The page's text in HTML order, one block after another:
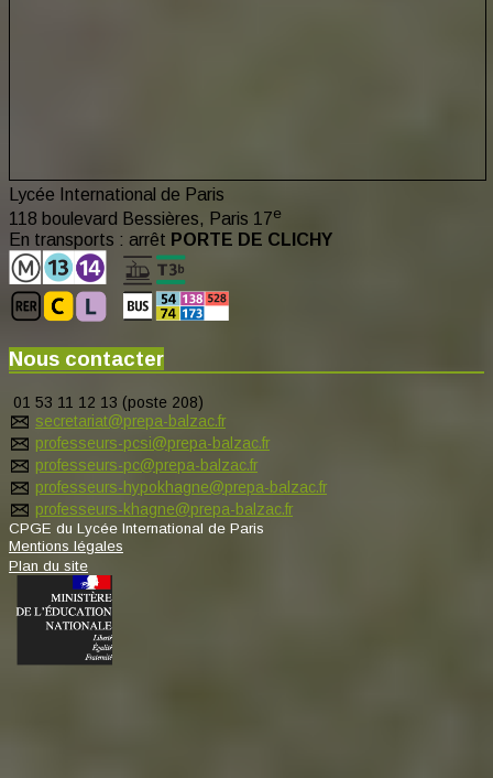
Lycée International de Paris
118 boulevard Bessières, Paris 17e
En transports : arrêt PORTE DE CLICHY
Nous contacter
01 53 11 12 13 (poste 208)
secretariat@prepa-balzac.fr
professeurs-pcsi@prepa-balzac.fr
professeurs-pc@prepa-balzac.fr
professeurs-hypokhagne@prepa-balzac.fr
professeurs-khagne@prepa-balzac.fr
CPGE du Lycée International de Paris
Mentions légales
Plan du site